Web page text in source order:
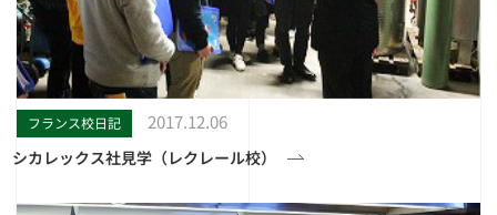
フランス校日記 2017.12.06
シカレックス社見学（レクレール校）